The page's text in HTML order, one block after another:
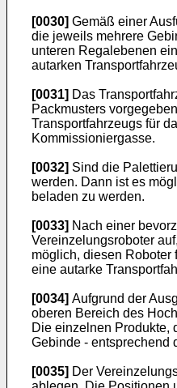
[0030] Gemäß einer
die jeweils mehrere
unteren Regalebenen
autarken
[0031] Das
Packmusters
Transportfahrzeugs für
Kommissioniergasse.
[0032] Sind die
werden. Dann ist es
beladen zu werden.
[0033] Nach einer
Vereinzelungsroboter
möglich, diesen
eine autarke
[0034] Aufgrund der
oberen Bereich des
Die einzelnen Produkte,
Gebinde - entsprechend
[0035] Der